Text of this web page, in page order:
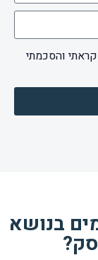
והסכמתי
בנושא